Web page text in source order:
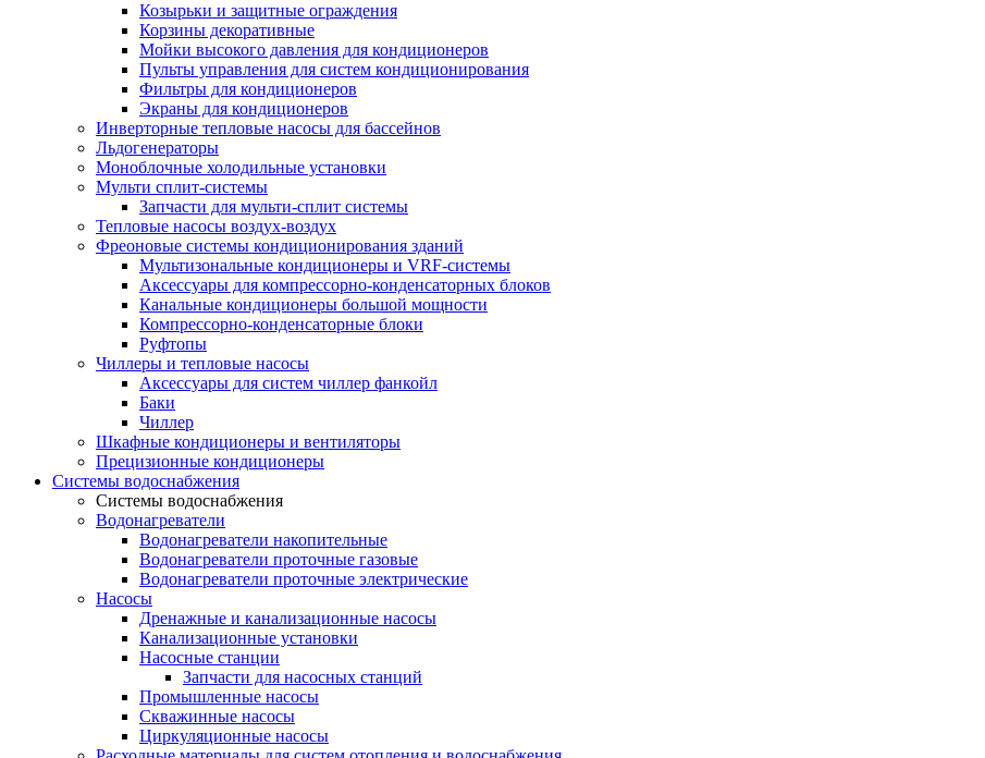
Козырьки и защитные ограждения
Корзины декоративные
Мойки высокого давления для кондиционеров
Пульты управления для систем кондиционирования
Фильтры для кондиционеров
Экраны для кондиционеров
Инверторные тепловые насосы для бассейнов
Льдогенераторы
Моноблочные холодильные установки
Мульти сплит-системы
Запчасти для мульти-сплит системы
Тепловые насосы воздух-воздух
Фреоновые системы кондиционирования зданий
Мультизональные кондиционеры и VRF-системы
Аксессуары для компрессорно-конденсаторных блоков
Канальные кондиционеры большой мощности
Компрессорно-конденсаторные блоки
Руфтопы
Чиллеры и тепловые насосы
Аксессуары для систем чиллер фанкойл
Баки
Чиллер
Шкафные кондиционеры и вентиляторы
Прецизионные кондиционеры
Системы водоснабжения
Системы водоснабжения
Водонагреватели
Водонагреватели накопительные
Водонагреватели проточные газовые
Водонагреватели проточные электрические
Насосы
Дренажные и канализационные насосы
Канализационные установки
Насосные станции
Запчасти для насосных станций
Промышленные насосы
Скважинные насосы
Циркуляционные насосы